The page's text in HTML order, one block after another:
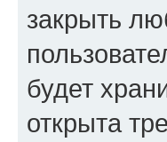
закрыть
будет
открыта